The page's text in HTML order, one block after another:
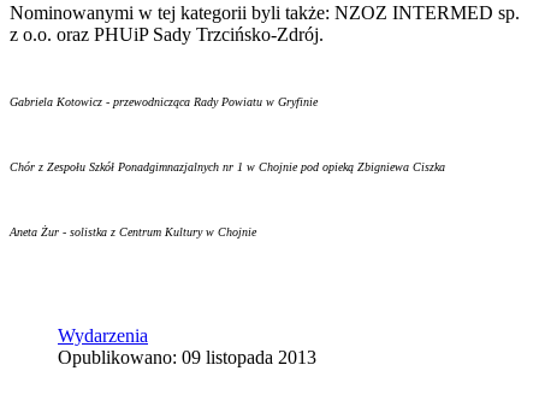
Nominowanymi w tej kategorii byli także: NZOZ INTERMED sp.
z o.o. oraz PHUiP Sady Trzcińsko-Zdrój.
Gabriela Kotowicz - przewodnicząca Rady Powiatu w Gryfinie
Chór z Zespołu Szkół Ponadgimnazjalnych nr 1 w Chojnie pod opieką Zbigniewa Ciszka
Aneta Żur - solistka z Centrum Kultury w Chojnie
Wydarzenia
Opublikowano: 09 listopada 2013